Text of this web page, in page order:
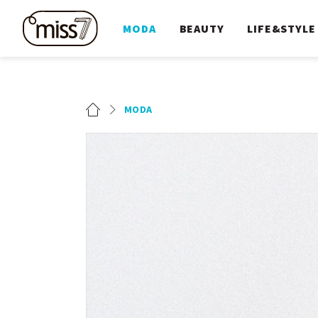
MODA BEAUTY LIFE&STYLE
MODA